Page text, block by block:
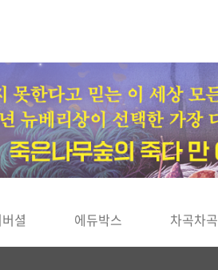
셜 에듀박스 차곡차곡